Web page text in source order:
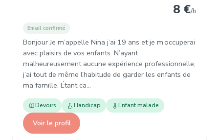
8 €/h
Email confirmé
Bonjour Je m’appelle Nina j’ai 19 ans et je m’occuperai
avec plaisirs de vos enfants. N’ayant
malheureusement aucune expérience professionnelle,
j’ai tout de même l’habitude de garder les enfants de
ma famille. Étant ca…
Devoirs Handicap Enfant malade
Voir le profil